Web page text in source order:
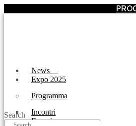
News
Expo 2025
Programma
Incontri
Experience
Search